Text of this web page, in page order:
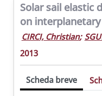
Solar sail elastic
on
CIRCI, Christian;
2013
Scheda breve